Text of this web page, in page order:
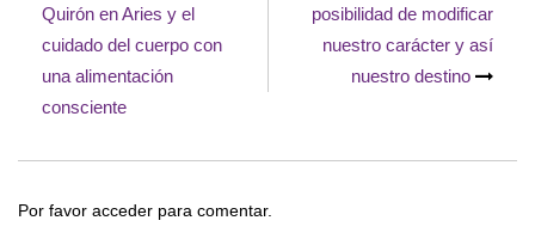
entradas
Quirón en Aries y el
cuidado del cuerpo con
una alimentación
consciente
posibilidad de modificar
nuestro carácter y así
nuestro destino
Por favor acceder para comentar.